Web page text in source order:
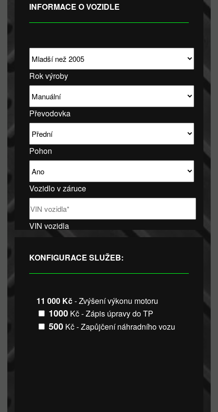
INFORMACE O VOZIDLE
Rok výroby
Převodovka
Pohon
Vozidlo v záruce
VIN vozidla
KONFIGURACE SLUŽEB:
11 000 Kč- Zvýšení výkonu motoru
1000 Kč - Zápis úpravy do TP
500 Kč - Zapůjčení náhradního vozu